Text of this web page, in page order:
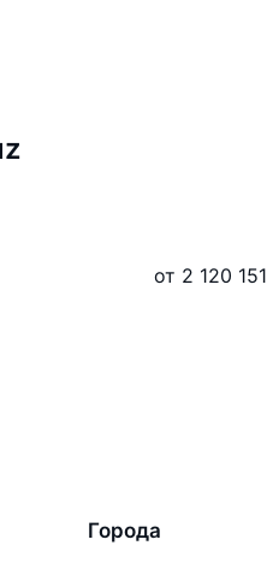
от 2 120 151
Города